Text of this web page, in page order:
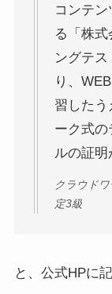
コンテ
る「株
ングテ
り、
習した
ーク式の
ルの証明
クラウド
定3級
と、公式HPに